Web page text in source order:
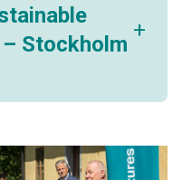
Stockholm